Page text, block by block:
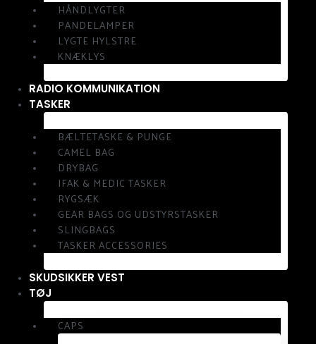
HÅNDLYGTER
PANDELAMPER
LYGTE HYLSTRE
KNÆKLYS
RADIO KOMMUNIKATION
TASKER
BÆLTETASKE & PUNGE
CAMEL BAG
DRYBAG
IFAK & MEDIC TASKER
RYGSÆK
GEAR BAGS OG UDSTYRSTASKER
SLINGBAGS
TASKER ACCESSORIES
SKUDSIKKER VEST
TØJ
CAPS